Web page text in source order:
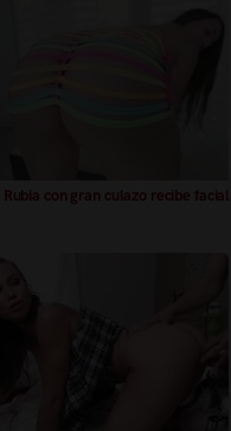
Rubia con gran culazo recibe facial